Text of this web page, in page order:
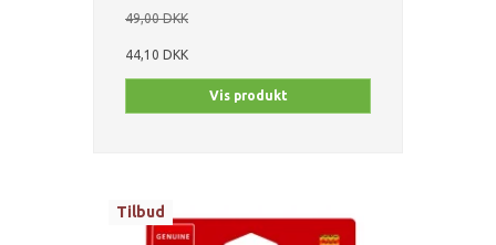
49,00 DKK
44,10 DKK
Vis produkt
Tilbud